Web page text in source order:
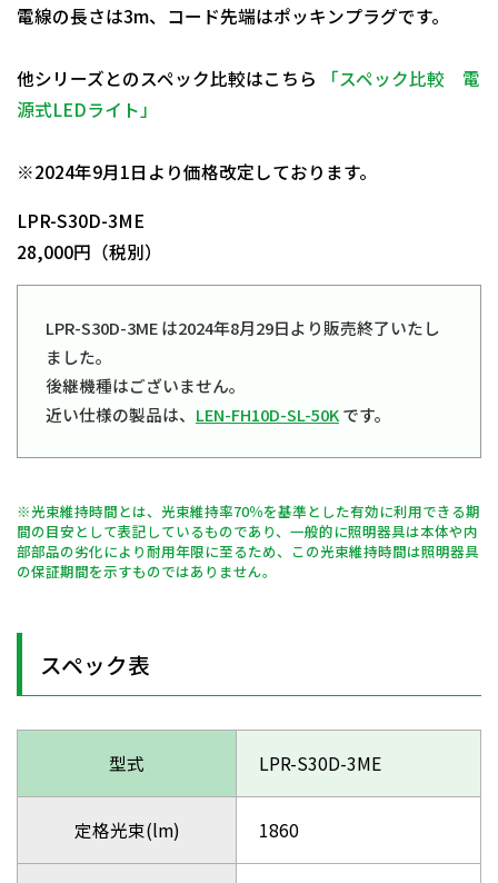
電線の長さは3m、コード先端はポッキンプラグです。
他シリーズとのスペック比較はこちら
「スペック比較 電
源式LEDライト」
※2024年9月1日より価格改定しております。
LPR-S30D-3ME
28,000円（税別）
LPR-S30D-3ME は2024年8月29日より販売終了いたし
ました。
後継機種はございません。
近い仕様の製品は、 LEN-FH10D-SL-50Kです。
※光束維持時間とは、光束維持率70％を基準とした有効に利用できる期
間の目安として表記しているものであり、一般的に照明器具は本体や内
部部品の劣化により耐用年限に至るため、この光束維持時間は照明器具
の保証期間を示すものではありません。
スペック表
型式 LPR-S30D-3ME
定格光束(lm) 1860